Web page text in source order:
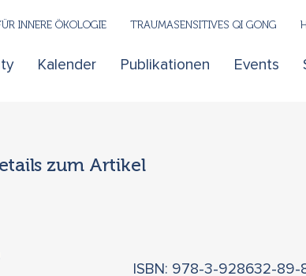
Kalender Publikationen Events
INNERE ÖKOLOGIE TRAUMASENSITIVES QI GONG
zum Artikel
ISBN: 978-3-928632-89-